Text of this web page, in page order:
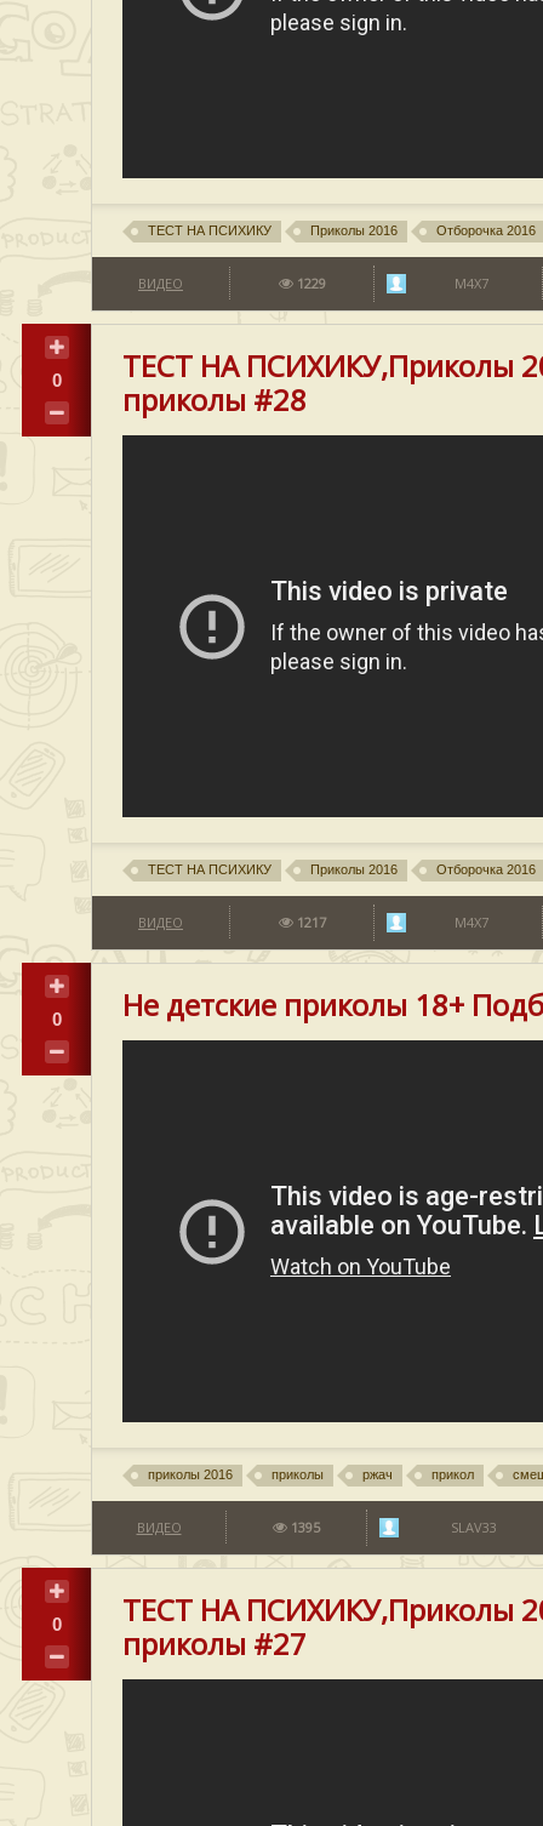
ТЕСТ НА ПСИХИКУ Приколы 2016 Отборочка 2016
ВИДЕО 1229 M4X7
0
ТЕСТ НА ПСИХИКУ,Приколы
приколы #28
ТЕСТ НА ПСИХИКУ Приколы 2016 Отборочка 2016
ВИДЕО 1217 M4X7
0 Не детские приколы 18+
приколы 2016 приколы ржач прикол
ВИДЕО 1395 SLAV33
0
ТЕСТ НА ПСИХИКУ,Приколы
приколы #27